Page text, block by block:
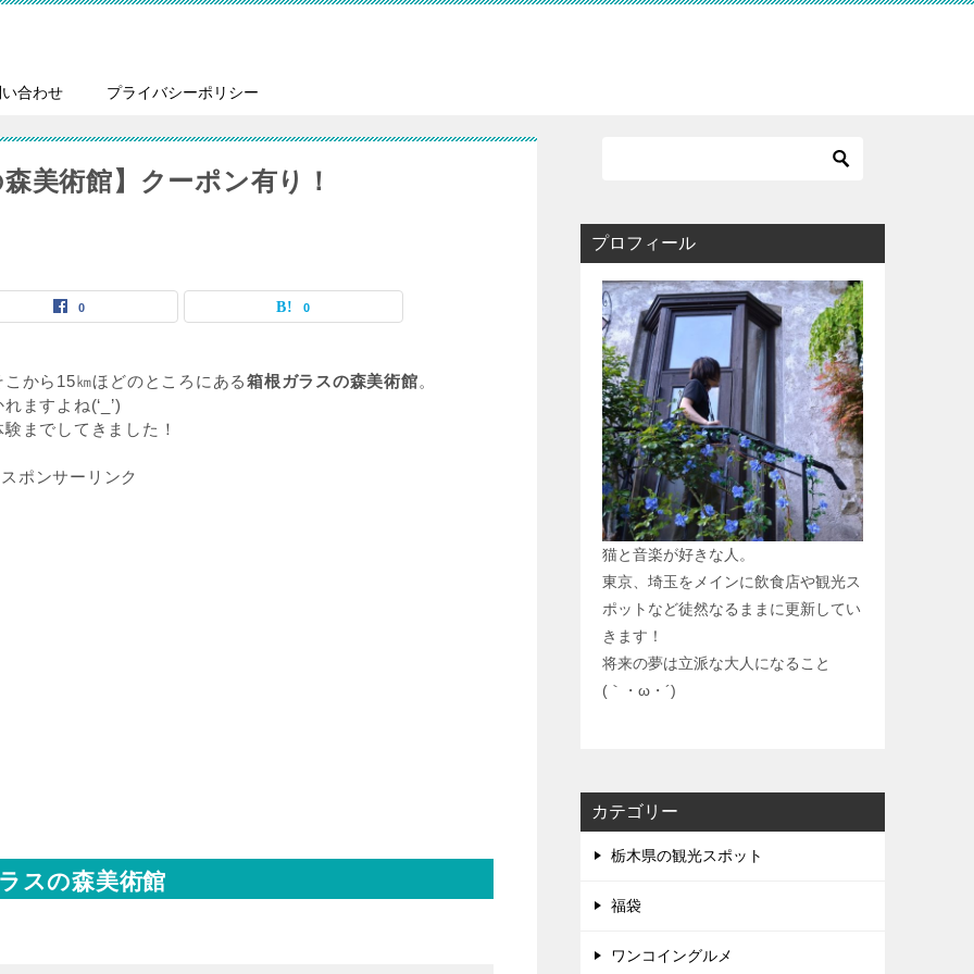
合わせ プライバシーポリシー
美術館】クーポン有り！
0 0
から15㎞ほどのところにある箱根ガラスの森美術館。
ますよね(‘_’)
までしてきました！
スポンサーリンク
スの森美術館
プロフィール
猫と音楽が好きな人。
東京、埼玉をメインに飲食店や観光ス
ポットなど徒然なるままに更新してい
きます！
将来の夢は立派な大人になること
(｀・ω・´)
カテゴリー
栃木県の観光スポット
福袋
ワンコイングルメ